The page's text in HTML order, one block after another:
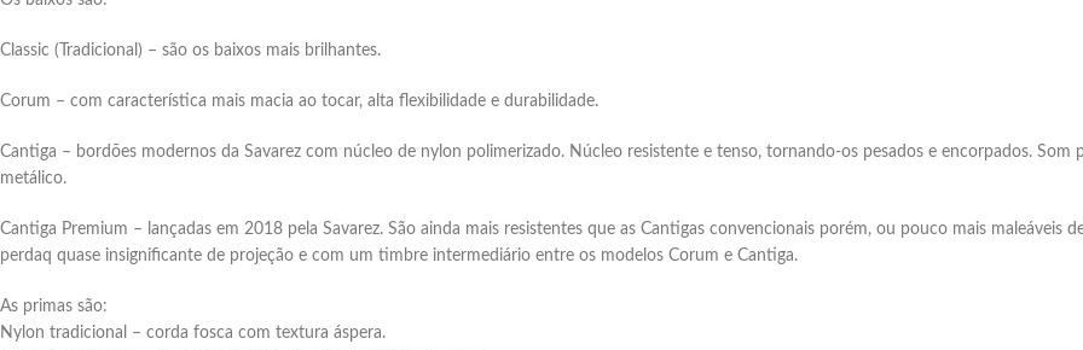
Classic (Tradicional) – são os baixos mais brilhantes.
Corum – com característica mais macia ao tocar, alta flexibilidade e durabilidade.
Cantiga – bordões modernos da Savarez com núcleo de nylon polimerizado. Núcleo resistente e tenso, tornando-os pesados e encorpados.
metálico.
Cantiga Premium – lançadas em 2018 pela Savarez. São ainda mais resistentes que as Cantigas convencionais porém, ou pouco mais maleáveis
perdaq quase insignificante de projeção e com um timbre intermediário entre os modelos Corum e Cantiga.
As primas são:
Nylon tradicional – corda fosca com textura áspera.